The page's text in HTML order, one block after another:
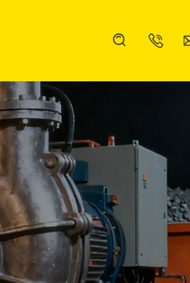
案例展示
携诚影像
服务优势
售后服务
发展历程
荣誉资质
线上留言
案例展示
携诚影像
服务优势
售后服务
发展历程
荣誉资质
线上留言